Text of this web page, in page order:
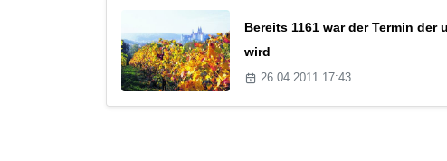
Bereits 1161 war der Termin
wird
26.04.2011 17:43